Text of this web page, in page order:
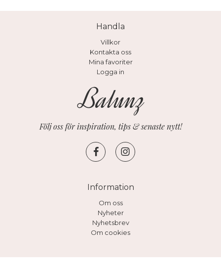
Handla
Villkor
Kontakta oss
Mina favoriter
Logga in
Följ oss för inspiration, tips & senaste nytt!
Information
Om oss
Nyheter
Nyhetsbrev
Om cookies